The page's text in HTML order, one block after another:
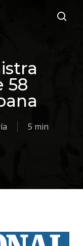
58
5 min